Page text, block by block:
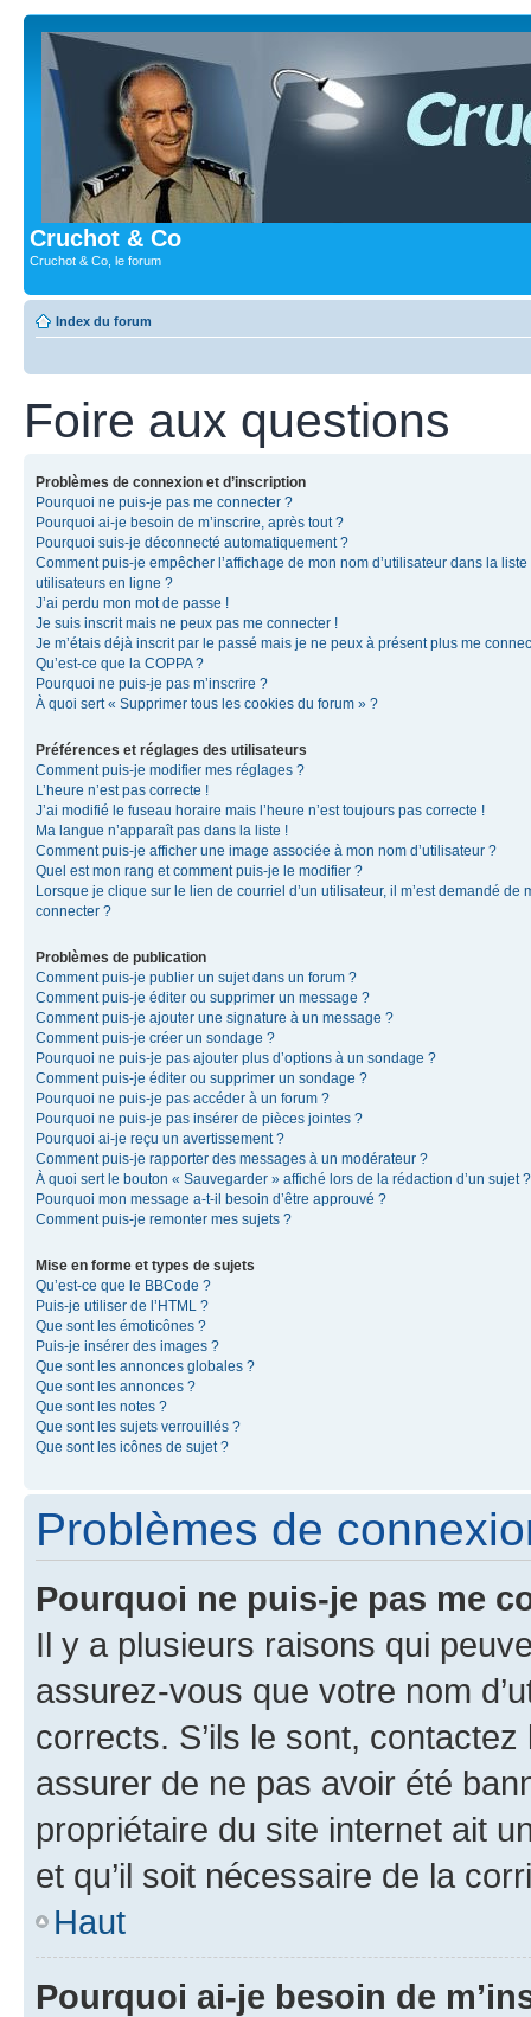
Cruchot & Co
Cruchot & Co, le forum
Index du forum
Foire aux questions
Problèmes de connexion et d’inscription
Pourquoi ne puis-je pas me connecter ?
Pourquoi ai-je besoin de m’inscrire, après tout ?
Pourquoi suis-je déconnecté automatiquement ?
Comment puis-je empêcher l’affichage de mon nom d’utilisateur dans la liste
utilisateurs en ligne ?
J’ai perdu mon mot de passe !
Je suis inscrit mais ne peux pas me connecter !
Je m’étais déjà inscrit par le passé mais je ne peux à présent plus me
Qu’est-ce que la COPPA ?
Pourquoi ne puis-je pas m’inscrire ?
À quoi sert « Supprimer tous les cookies du forum » ?
Préférences et réglages des utilisateurs
Comment puis-je modifier mes réglages ?
L’heure n’est pas correcte !
J’ai modifié le fuseau horaire mais l’heure n’est toujours pas correcte !
Ma langue n’apparaît pas dans la liste !
Comment puis-je afficher une image associée à mon nom d’utilisateur ?
Quel est mon rang et comment puis-je le modifier ?
Lorsque je clique sur le lien de courriel d’un utilisateur, il m’est demandé de
connecter ?
Problèmes de publication
Comment puis-je publier un sujet dans un forum ?
Comment puis-je éditer ou supprimer un message ?
Comment puis-je ajouter une signature à un message ?
Comment puis-je créer un sondage ?
Pourquoi ne puis-je pas ajouter plus d’options à un sondage ?
Comment puis-je éditer ou supprimer un sondage ?
Pourquoi ne puis-je pas accéder à un forum ?
Pourquoi ne puis-je pas insérer de pièces jointes ?
Pourquoi ai-je reçu un avertissement ?
Comment puis-je rapporter des messages à un modérateur ?
À quoi sert le bouton « Sauvegarder » affiché lors de la rédaction d’un sujet ?
Pourquoi mon message a-t-il besoin d’être approuvé ?
Comment puis-je remonter mes sujets ?
Mise en forme et types de sujets
Qu’est-ce que le BBCode ?
Puis-je utiliser de l’HTML ?
Que sont les émoticônes ?
Puis-je insérer des images ?
Que sont les annonces globales ?
Que sont les annonces ?
Que sont les notes ?
Que sont les sujets verrouillés ?
Que sont les icônes de sujet ?
Problèmes de
Pourquoi ne puis-je pas me
Il y a plusieurs raisons qui
assurez-vous que votre nom
corrects. S’ils le sont,
assurer de ne pas avoir été
propriétaire du site internet ait
et qu’il soit nécessaire de la
Haut
Pourquoi ai-je besoin de